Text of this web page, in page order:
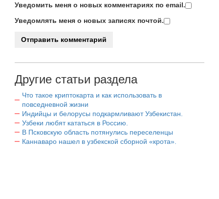
Уведомить меня о новых комментариях по email.
Уведомлять меня о новых записях почтой.
Другие статьи раздела
Что такое криптокарта и как использовать в
повседневной жизни
Индийцы и белорусы подкармливают Узбекистан.
Узбеки любят кататься в Россию.
В Псковскую область потянулись переселенцы
Каннаваро нашел в узбекской сборной «крота».